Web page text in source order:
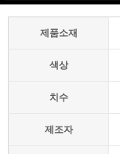
제품소재
색상
치수
제조자